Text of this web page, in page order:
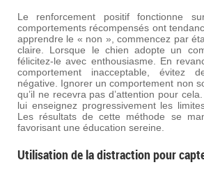
Le renforcement positif fonctionne
comportements récompensés ont
apprendre le « non », commencez par
claire. Lorsque le chien adopte un
félicitez-le avec enthousiasme. En
comportement inacceptable, évitez
négative. Ignorer un comportement non
qu’il ne recevra pas d’attention pour
lui enseignez progressivement les
Les résultats de cette méthode se
favorisant une éducation sereine.
Utilisation de la distraction pour